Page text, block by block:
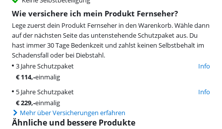
Wie versichere ich mein Produkt Fernseher?
Lege zuerst dein Produkt Fernseher in den Warenkorb. Wähle dann
auf der nächsten Seite das untenstehende Schutzpaket aus. Du
hast immer 30 Tage Bedenkzeit und zahlst keinen Selbstbehalt im
Schadensfall oder bei Diebstahl.
3 Jahre Schutzpaket
Info
€114,-einmalig
5 Jahre Schutzpaket
Info
€229,-einmalig
Mehr über Versicherungen erfahren
Ähnliche und bessere Produkte